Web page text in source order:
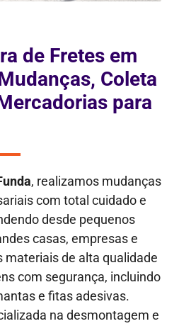
de Fretes em
Coleta
para
, realizamos mudanças
com total cuidado e
desde pequenos
casas, empresas e
de alta qualidade
com segurança, incluindo
e fitas adesivas.
na desmontagem e